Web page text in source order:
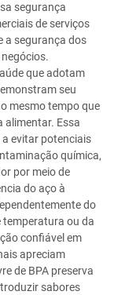
segurança
de serviços
a segurança dos
que adotam
seu
mesmo tempo que
alimentar. Essa
evitar potenciais
química,
por meio de
do aço à
do
temperatura ou da
confiável em
apreciam
de BPA preserva
sabores